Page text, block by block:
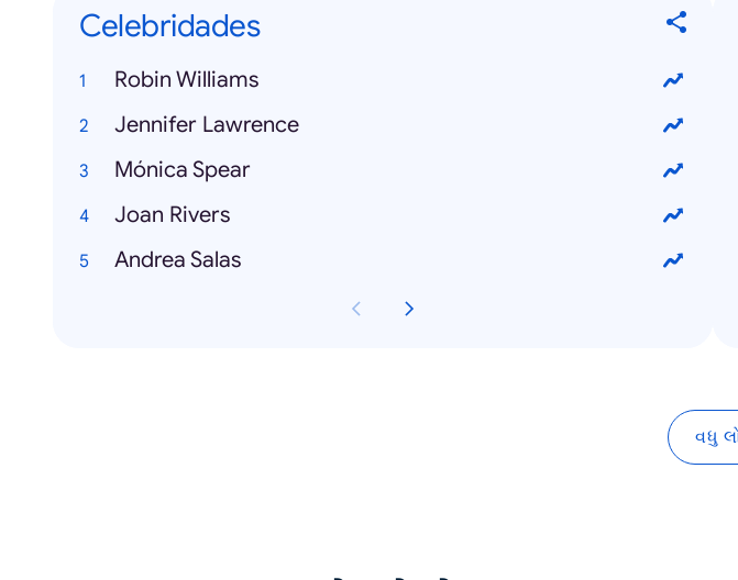
Celebridades
Robin Williams
Jennifer Lawrence
Mónica Spear
Joan Rivers
Andrea Salas
વધુ